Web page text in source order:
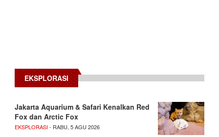
EKSPLORASI
Jakarta Aquarium & Safari Kenalkan Red
Fox dan Arctic Fox
EKSPLORASI- RABU, 5 AGU 2026